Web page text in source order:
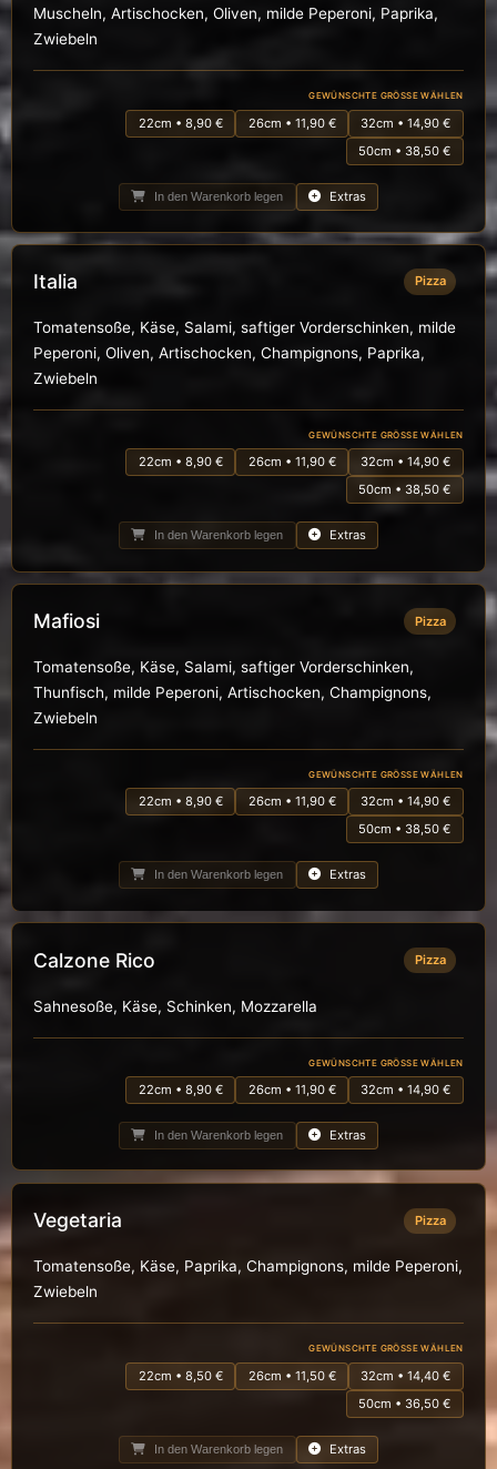
Muscheln, Artischocken, Oliven, milde Peperoni, Paprika,
Zwiebeln
GEWÜNSCHTE GRÖSSE WÄHLEN
22cm • 8,90 € 26cm • 11,90 €
32cm • 14,90 €
50cm • 38,50 €
In den Warenkorb legen Extras
Italia Pizza
Tomatensoße, Käse, Salami, saftiger Vorderschinken, milde
Peperoni, Oliven, Artischocken, Champignons, Paprika,
Zwiebeln
GEWÜNSCHTE GRÖSSE WÄHLEN
22cm • 8,90 € 26cm • 11,90 €
32cm • 14,90 €
50cm • 38,50 €
In den Warenkorb legen Extras
Mafiosi Pizza
Tomatensoße, Käse, Salami, saftiger Vorderschinken,
Thunfisch, milde Peperoni, Artischocken, Champignons,
Zwiebeln
GEWÜNSCHTE GRÖSSE WÄHLEN
22cm • 8,90 € 26cm • 11,90 €
32cm • 14,90 €
50cm • 38,50 €
In den Warenkorb legen Extras
Calzone Rico Pizza
Sahnesoße, Käse, Schinken, Mozzarella
GEWÜNSCHTE GRÖSSE WÄHLEN
22cm • 8,90 € 26cm • 11,90 € 32cm • 14,90 €
In den Warenkorb legen Extras
Vegetaria Pizza
Tomatensoße, Käse, Paprika, Champignons, milde Peperoni,
Zwiebeln
GEWÜNSCHTE GRÖSSE WÄHLEN
22cm • 8,50 € 26cm • 11,50 €
32cm • 14,40 €
50cm • 36,50 €
In den Warenkorb legen Extras